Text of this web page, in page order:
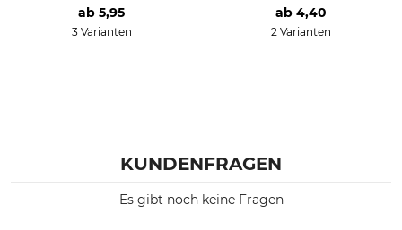
ab 5,95
3 Varianten
ab 4,40
2 Varianten
KUNDENFRAGEN
Es gibt noch keine Fragen